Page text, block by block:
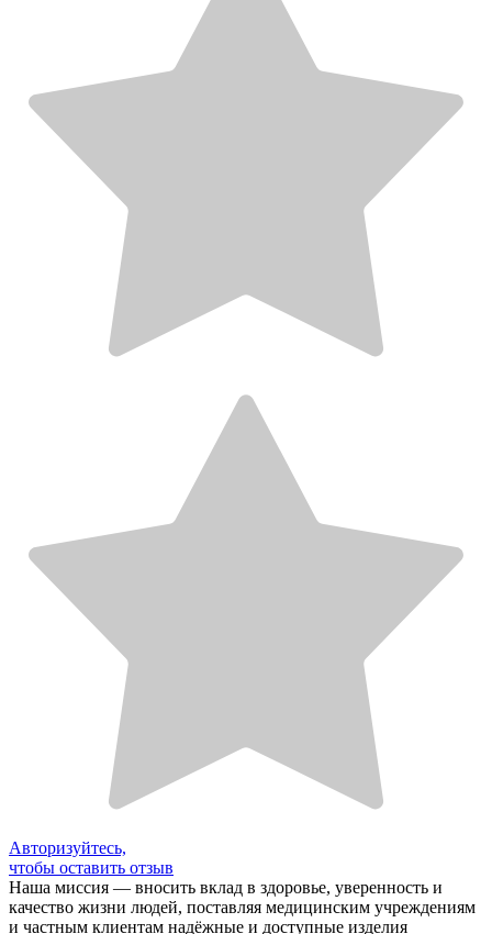
Авторизуйтесь,
чтобы оставить отзыв
Наша миссия — вносить вклад в здоровье, уверенность и
качество жизни людей, поставляя медицинским учреждениям
и частным клиентам надёжные и доступные изделия